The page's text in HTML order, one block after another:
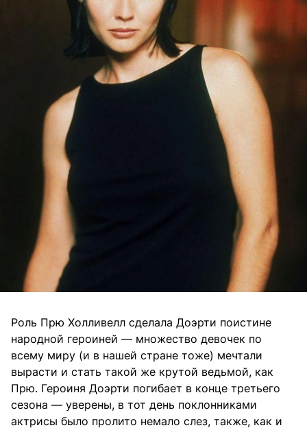
Роль Прю Холливелл сделала Доэрти поистине
народной героиней — множество девочек по
всему миру (и в нашей стране тоже) мечтали
вырасти и стать такой же крутой ведьмой, как
Прю. Героиня Доэрти погибает в конце третьего
сезона — уверены, в тот день поклонниками
актрисы было пролито немало слез, также, как и